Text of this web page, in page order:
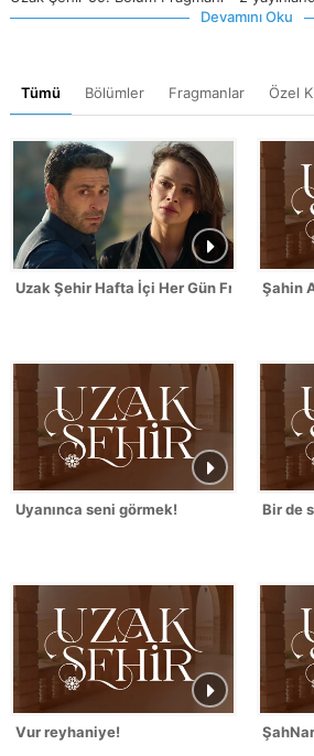
Devamını Oku
Tümü Bölümler Fragmanlar Özel
Uzak Şehir Hafta İçi Her Gün Fragmanı
Şahin
Uyanınca seni görmek! Bir de
Vur reyhaniye!